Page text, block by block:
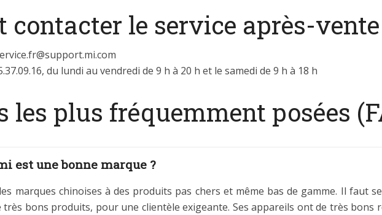
contacter le service après-
du lundi au vendredi de 9 h à 20 h et le samedi de 9 h à 18 h
les plus fréquemment posées
est une bonne marque ?
marques chinoises à des produits pas chers et même bas de gamme. Il faut
bons produits, pour une clientèle exigeante. Ses appareils ont de très bons